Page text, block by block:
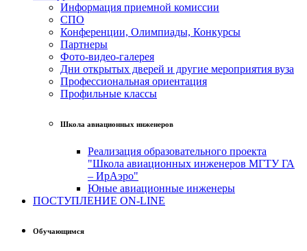
Информация приемной комиссии
СПО
Конференции, Олимпиады, Конкурсы
Партнеры
Фото-видео-галерея
Дни открытых дверей и другие мероприятия вуза
Профессиональная ориентация
Профильные классы
Школа авиационных инженеров
Реализация образовательного проекта
"Школа авиационных инженеров МГТУ ГА
– ИрАэро"
Юные авиационные инженеры
ПОСТУПЛЕНИЕ ON-LINE
Обучающимся